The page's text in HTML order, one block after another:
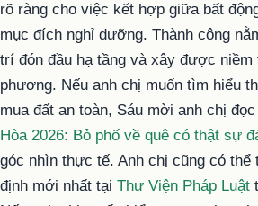
rõ ràng cho việc kết hợp giữa bất
mục đích nghỉ dưỡng. Thành công
trí đón đầu hạ tầng và xây được
phương. Nếu anh chị muốn tìm hiểu
mua đất an toàn, Sáu mời anh chị
Hòa 2026: Bỏ phố về quê có thật sự
góc nhìn thực tế. Anh chị cũng có thể
định mới nhất tại Thư Viện Pháp Luật